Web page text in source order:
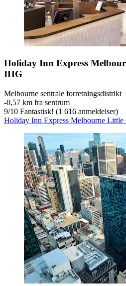
Holiday Inn Express
IHG
Melbourne sentrale forretningsdistrikt
‐0,57 km fra sentrum
9/10 Fantastisk! (1 616 anmeldelser)
Holiday Inn Express Melbourne